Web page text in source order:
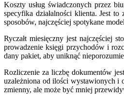
Koszty usług świadczonych przez
specyfika działalności klienta. Jest
sposobów, najczęściej spotykane
Ryczałt miesięczny jest najczęściej
prowadzenie księgi przychodów i
dany pakiet, aby uniknąć
Rozliczenie za liczbę dokumentów
uzależniona od ilości wystawionych i
zmienny, ale może być mniej